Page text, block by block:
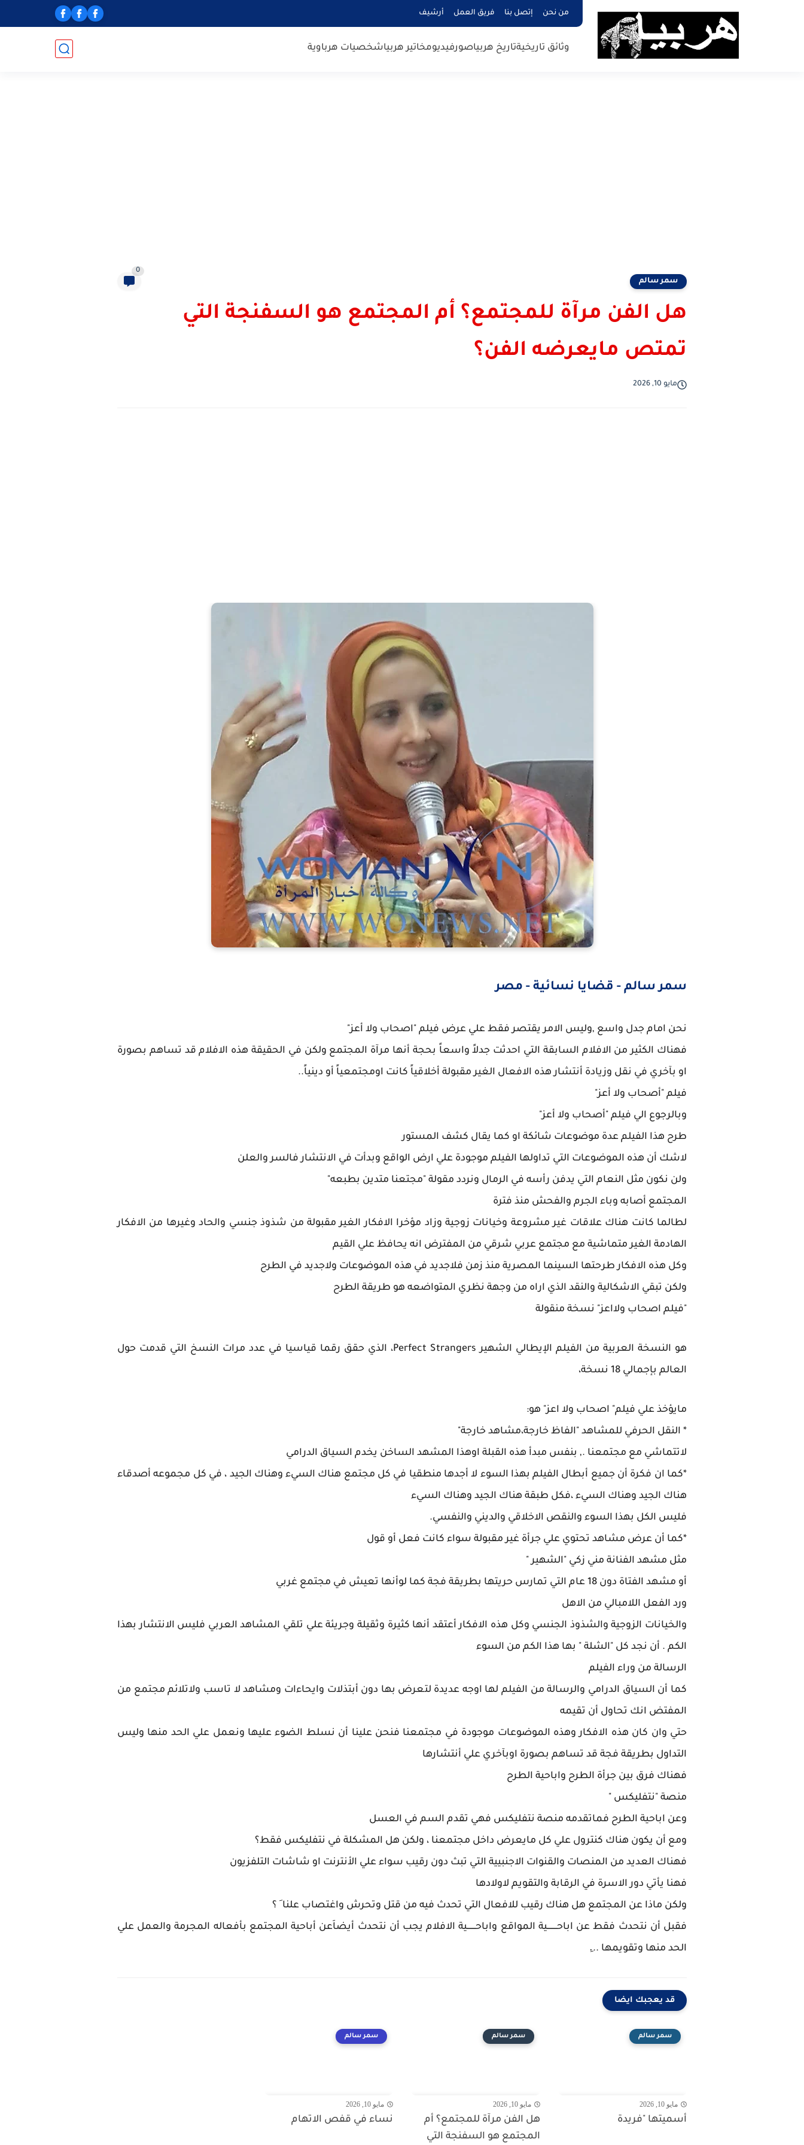
من نحن إتصل بنا فريق العمل أرشيف
وثائق تاريخيةتاريخ هربياصورفيديومخاتير هربياشخصيات هرباوية
سمر سالم
0
هل الفن مرآة للمجتمع؟ أم المجتمع هو السفنجة التي
تمتص مايعرضه الفن؟
مايو 10, 2026
سمر سالم - قضايا نسائية - مصر
نحن امام جدل واسع ,وليس الامر يقتصر فقط علي عرض فيلم "اصحاب ولا أعز"
فهناك الكثير من الافلام السابقة التي احدثت جدلاً واسعاً بحجة أنها مرآة المجتمع ولكن في الحقيقة هذه الافلام قد تساهم بصورة
او بآخري في نقل وزيادة أنتشار هذه الافعال الغير مقبولة أخلاقياً كانت اومجتمعياً أو دينياً..
فيلم "أصحاب ولا أعز"
وبالرجوع الي فيلم "أصحاب ولا أعز"
طرح هذا الفيلم عدة موضوعات شائكة او كما يقال كشف المستور
لاشك أن هذه الموضوعات التي تداولها الفيلم موجودة علي ارض الواقع وبدأت في الانتشار فالسر والعلن
ولن نكون مثل النعام التي يدفن رأسه في الرمال ونردد مقولة "مجتعنا متدين بطبعه"
المجتمع أصابه وباء الجرم والفحش منذ فترة
لطالما كانت هناك علاقات غير مشروعة وخيانات زوجية وزاد مؤخرا الافكار الغير مقبولة من شذوذ جنسي والحاد وغيرها من الافكار
الهادمة الغير متماشية مع مجتمع عربي شرقي من المفترض انه يحافظ علي القيم
وكل هذه الافكار طرحتها السينما المصرية منذ زمن فلاجديد في هذه الموضوعات ولاجديد في الطرح
ولكن تبقي الاشكالية والنقد الذي اراه من وجهة نظري المتواضعه هو طريقة الطرح
"فيلم اصحاب ولااعز" نسخة منقولة
هو النسخة العربية من الفيلم الإيطالي الشهير Perfect Strangers، الذي حقق رقما قياسيا في عدد مرات النسخ التي قدمت حول
العالم بإجمالي 18 نسخة،
مايؤخذ علي فيلم" اصحاب ولا اعز" هو:
* النقل الحرفي للمشاهد "الفاظ خارجة،مشاهد خارجة"
لاتتماشي مع مجتمعنا ., بنفس مبدأ هذه القبلة اوهذا المشهد الساخن يخدم السياق الدرامي
*كما ان فكرة أن جميع أبطال الفيلم بهذا السوء لا أجدها منطقيا في كل مجتمع هناك السيء وهناك الجيد ، في كل مجموعه أصدقاء
هناك الجيد وهناك السيء ،فكل طبقة هناك الجيد وهناك السيء
فليس الكل بهذا السوء والنقص الاخلاقي والديني والنفسي.
*كما أن عرض مشاهد تحتوي علي جرأة غير مقبولة سواء كانت فعل أو قول
مثل مشهد الفنانة مني زكي "الشهير "
أو مشهد الفتاة دون 18 عام التي تمارس حريتها بطريقة فجة كما لوأنها تعيش في مجتمع غربي
ورد الفعل اللامبالي من الاهل
والخيانات الزوجية والشذوذ الجنسي وكل هذه الافكار أعتقد أنها كثيرة وثقيلة وجريئة علي تلقي المشاهد العربي فليس الانتشار بهذا
الكم . أن نجد كل "الشلة " بها هذا الكم من السوء
الرسالة من وراء الفيلم
كما أن السياق الدرامي والرسالة من الفيلم لها اوجه عديدة لتعرض بها دون أبتذلات وايحاءات ومشاهد لا تاسب ولاتلائم مجتمع من
المفتض انك تحاول أن تقيمه
حتي وان كان هذه الافكار وهذه الموضوعات موجودة في مجتمعنا فنحن علينا أن نسلط الضوء عليها ونعمل علي الحد منها وليس
التداول بطريقة فجة قد تساهم بصورة اوبآخري علي أنتشارها
فهناك فرق بين جرأة الطرح واباحية الطرح
منصة "نتفليكس "
وعن اباحية الطرح فماتقدمه منصة نتفليكس فهي تقدم السم في العسل
ومع أن يكون هناك كنترول علي كل مايعرض داخل مجتمعنا ، ولكن هل المشكلة في نتفليكس فقط؟
فهناك العديد من المنصات والقنوات الاجنبيية التي تبث دون رقيب سواء علي الأنترنت او شاشات التلفزيون
فهنا يأتي دور الاسرة في الرقابة والتقويم لاولادها
ولكن ماذا عن المجتمع هل هناك رقيب للافعال التي تحدث فيه من قتل وتحرش واغتصاب علنا َ ؟
فقبل أن نتحدث فقط عن اباحــــــــية المواقع واباحـــــــية الافلام يجب أن نتحدث أيضاَعن أباحية المجتمع بأفعاله المجرمة والعمل علي
الحد منها وتقويمها ...ِ
قد يعجبك ايضا
سمر سالم
مايو 10, 2026
أسميتها "فريدة
سمر سالم
مايو 10, 2026
هل الفن مرآة للمجتمع؟ أم
المجتمع هو السفنجة التي
سمر سالم
مايو 10, 2026
نساء في قفص الاتهام